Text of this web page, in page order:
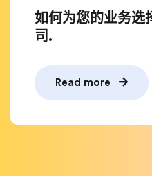
如何为您的业务选
司.
Read more